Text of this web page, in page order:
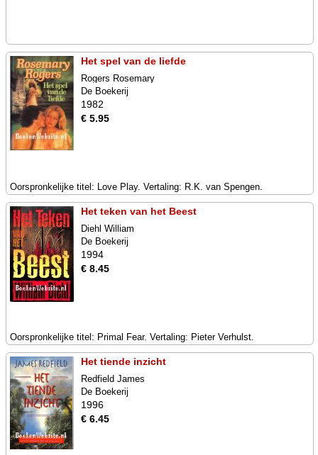
Het spel van de liefde
Rogers Rosemary
De Boekerij
1982
€ 5.95
Oorspronkelijke titel: Love Play. Vertaling: R.K. van Spengen.
Het teken van het Beest
Diehl William
De Boekerij
1994
€ 8.45
Oorspronkelijke titel: Primal Fear. Vertaling: Pieter Verhulst.
Het tiende inzicht
Redfield James
De Boekerij
1996
€ 6.45